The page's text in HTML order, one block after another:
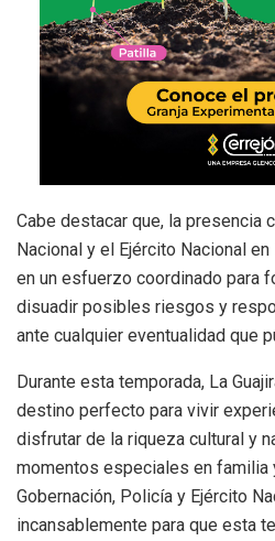
Cabe destacar que, la presencia
Nacional y el Ejército Nacional
en un esfuerzo coordinado para
disuadir posibles riesgos y
ante cualquier eventualidad que
Durante esta temporada, La
destino perfecto para vivir
disfrutar de la riqueza cultural y
momentos especiales en familia
Gobernación, Policía y Ejército
incansablemente para que esta